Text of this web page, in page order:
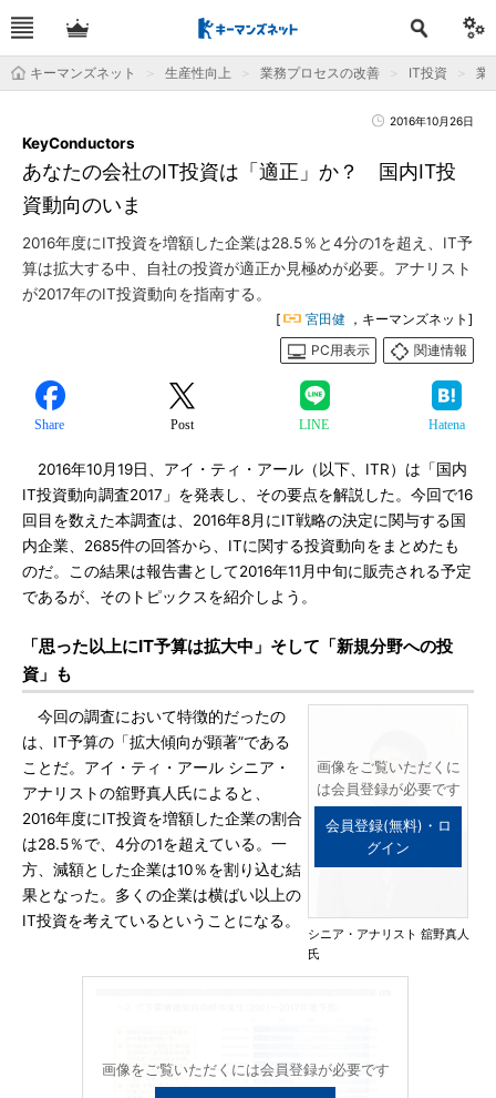
キーマンズネット 生産性向上 業務プロセスの改善 IT投資 業
2016年10月26日
あなたの会社のIT投資は「適正」か？ 国内IT投
資動向のいま
KeyConductors
2016年度にIT投資を増額した企業は28.5％と4分の1を超え、IT予
算は拡大する中、自社の投資が適正か見極めが必要。アナリスト
が2017年のIT投資動向を指南する。
[ 宮田健 ，キーマンズネット]
PC用表示
関連情報
Share Post LINE Hatena
2016年10月19日、アイ・ティ・アール（以下、ITR）は「国内
IT投資動向調査2017」を発表し、その要点を解説した。今回で16
回目を数えた本調査は、2016年8月にIT戦略の決定に関与する国
内企業、2685件の回答から、ITに関する投資動向をまとめたも
のだ。この結果は報告書として2016年11月中旬に販売される予定
であるが、そのトピックスを紹介しよう。
「思った以上にIT予算は拡大中」そして「新規分野への投
資」も
画像をご覧いただくに
は会員登録が必要です
会員登録(無料)・ロ
グイン
シニア・アナリスト 舘野真人
氏
今回の調査において特徴的だったの
は、IT予算の「拡大傾向が顕著”である
ことだ。アイ・ティ・アール シニア・
アナリストの舘野真人氏によると、
2016年度にIT投資を増額した企業の割合
は28.5％で、4分の1を超えている。一
方、減額とした企業は10％を割り込む結
果となった。多くの企業は横ばい以上の
IT投資を考えているということになる。
画像をご覧いただくには会員登録が必要です